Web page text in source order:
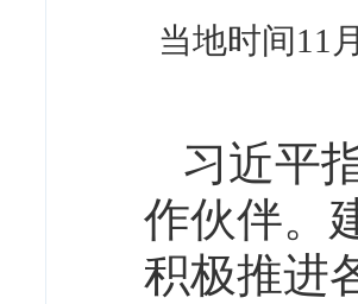
当地时间11
习近平
作伙伴。
积极推进